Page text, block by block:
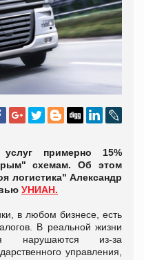
примерно 15%
схемам. Об этом
логистика" Александр
УНИАН.
в любом бизнесе, есть
В реальной жизни
нарушаются из-за
управления,